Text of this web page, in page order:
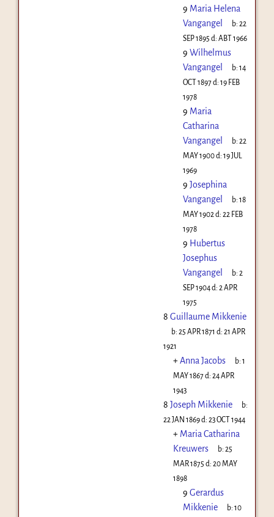
9 Maria Helena
Vangangel
b:22
SEP 1895 d: ABT 1966
9 Wilhelmus
Vangangel
b:14
OCT 1897d: 19 FEB
1978
9 Maria
Catharina
Vangangel
b:22
MAY 1900d: 19 JUL
1969
9 Josephina
Vangangel
b:18
MAY 1902 d: 22 FEB
1978
9 Hubertus
Josephus
Vangangel
b:2
SEP 1904d: 2 APR
1975
8 Guillaume Mikkenie
b:25 APR 1871 d:21 APR
1921
+Anna Jacobs b:1
MAY 1867d: 24 APR
1943
8 Joseph Mikkenie
b:
22 JAN 1869d: 23 OCT 1944
+ Maria Catharina
Kreuwers
b:25
MAR 1875 d: 20 MAY
1898
9 Gerardus
Mikkenie
b:10